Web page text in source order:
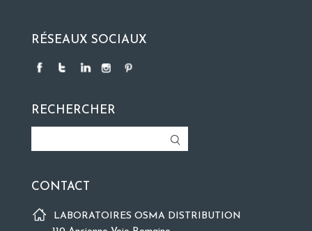
RÉSEAUX SOCIAUX
RECHERCHER
CONTACT
LABORATOIRES OSMA DISTRIBUTION